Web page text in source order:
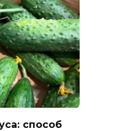
способ